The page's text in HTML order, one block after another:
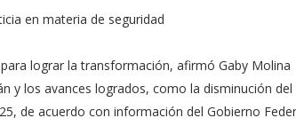
en materia de seguridad
lograr la transformación, afirmó Gaby Molina
y los avances logrados, como la disminución del
de acuerdo con información del Gobierno